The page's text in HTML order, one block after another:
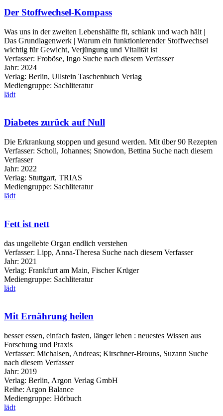
Der Stoffwechsel-Kompass
Was uns in der zweiten Lebenshälfte fit, schlank und wach hält |
Das Grundlagenwerk | Warum ein funktionierender Stoffwechsel
wichtig für Gewicht, Verjüngung und Vitalität ist
Verfasser: Froböse, Ingo Suche nach diesem Verfasser
Jahr: 2024
Verlag: Berlin, Ullstein Taschenbuch Verlag
Mediengruppe: Sachliteratur
lädt
Diabetes zurück auf Null
Die Erkrankung stoppen und gesund werden. Mit über 90 Rezepten
Verfasser: Scholl, Johannes; Snowdon, Bettina Suche nach diesem
Verfasser
Jahr: 2022
Verlag: Stuttgart, TRIAS
Mediengruppe: Sachliteratur
lädt
Fett ist nett
das ungeliebte Organ endlich verstehen
Verfasser: Lipp, Anna-Theresa Suche nach diesem Verfasser
Jahr: 2021
Verlag: Frankfurt am Main, Fischer Krüger
Mediengruppe: Sachliteratur
lädt
Mit Ernährung heilen
besser essen, einfach fasten, länger leben : neuestes Wissen aus
Forschung und Praxis
Verfasser: Michalsen, Andreas; Kirschner-Brouns, Suzann Suche
nach diesem Verfasser
Jahr: 2019
Verlag: Berlin, Argon Verlag GmbH
Reihe: Argon Balance
Mediengruppe: Hörbuch
lädt